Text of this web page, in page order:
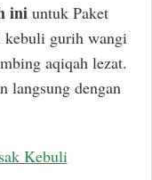
ini untuk Paket
kebuli gurih wangi
aqiqah lezat.
langsung dengan
Kebuli